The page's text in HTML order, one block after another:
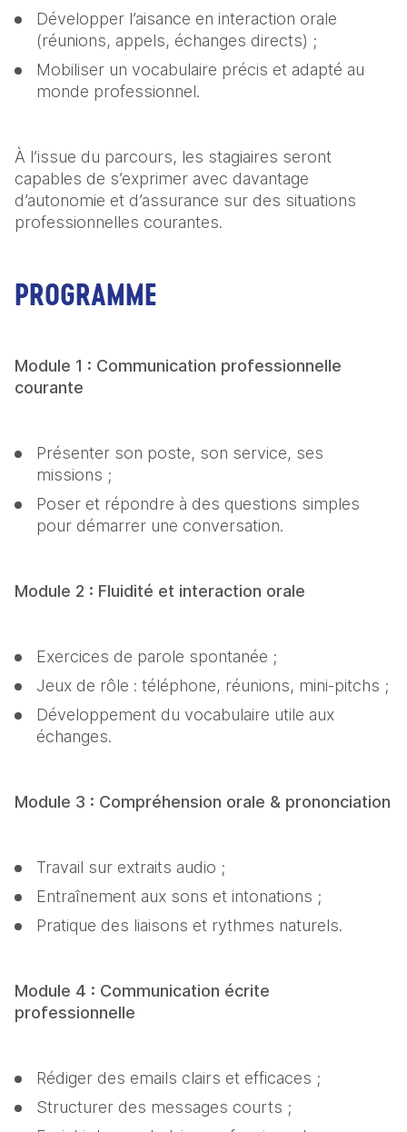
Développer l’aisance en interaction orale
(réunions, appels, échanges directs) ;
Mobiliser un vocabulaire précis et adapté au
monde professionnel.
À l’issue du parcours, les stagiaires seront
capables de s’exprimer avec davantage
d’autonomie et d’assurance sur des situations
professionnelles courantes.
PROGRAMME
Module 1 : Communication professionnelle
courante
Présenter son poste, son service, ses
missions ;
Poser et répondre à des questions simples
pour démarrer une conversation.
Module 2 : Fluidité et interaction orale
Exercices de parole spontanée ;
Jeux de rôle : téléphone, réunions, mini‑pitchs ;
Développement du vocabulaire utile aux
échanges.
Module 3 : Compréhension orale & prononciation
Travail sur extraits audio ;
Entraînement aux sons et intonations ;
Pratique des liaisons et rythmes naturels.
Module 4 : Communication écrite
professionnelle
Rédiger des emails clairs et efficaces ;
Structurer des messages courts ;